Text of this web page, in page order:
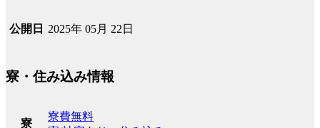
公開日 2025年 05月 22日
寮・住み込み情報
寮
寮費無料